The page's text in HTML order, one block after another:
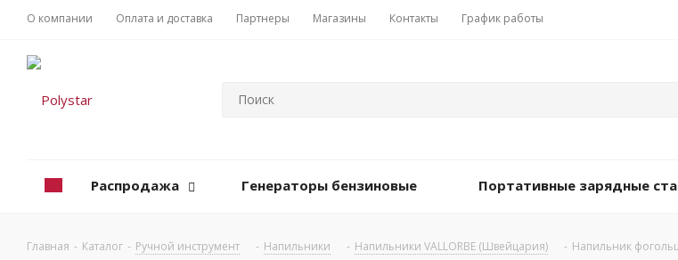
О компании Оплата и доставка Партнеры Магазины Контакты График работы
Распродажа Генераторы бензиновые Портативные зарядные
Главная - Каталог - Ручной инструмент - Напильники - Напильники VALLORBE (Швейцария) - Напильник